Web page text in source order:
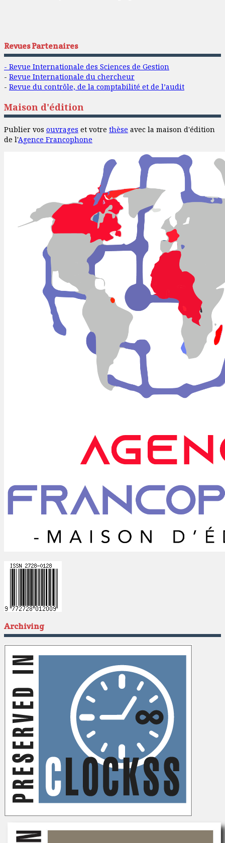
Revues Partenaires
- Revue Internationale des Sciences de Gestion
- Revue Internationale du chercheur
- Revue du contrôle, de la comptabilité et de l’audit
Maison d'édition
Publier vos ouvrages et votre thèse avec la maison d'édition
de l'Agence Francophone
Archiving